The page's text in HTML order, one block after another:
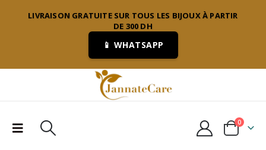
LIVRAISON GRATUITE SUR TOUS LES BIJOUX À PARTIR
DE 300 DH
📱 WHATSAPP
0